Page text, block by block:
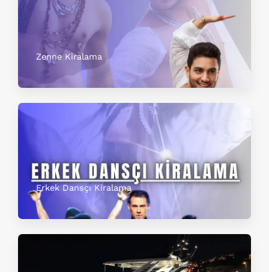
Zenne Kiralama
Erkek Dansçı Kiralama​